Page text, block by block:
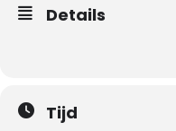
Details
Tijd